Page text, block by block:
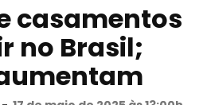
casamentos
no Brasil;